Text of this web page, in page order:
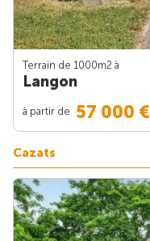
Terrain de 1000m2 à
Langon
à partir de 57 000 €
Cazats